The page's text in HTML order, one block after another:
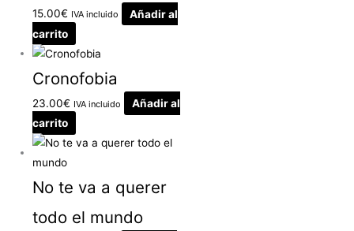
15.00€ IVA incluido
Añadir al
carrito
Cronofobia
23.00€ IVA incluido
Añadir al
carrito
No te va a querer
todo el mundo